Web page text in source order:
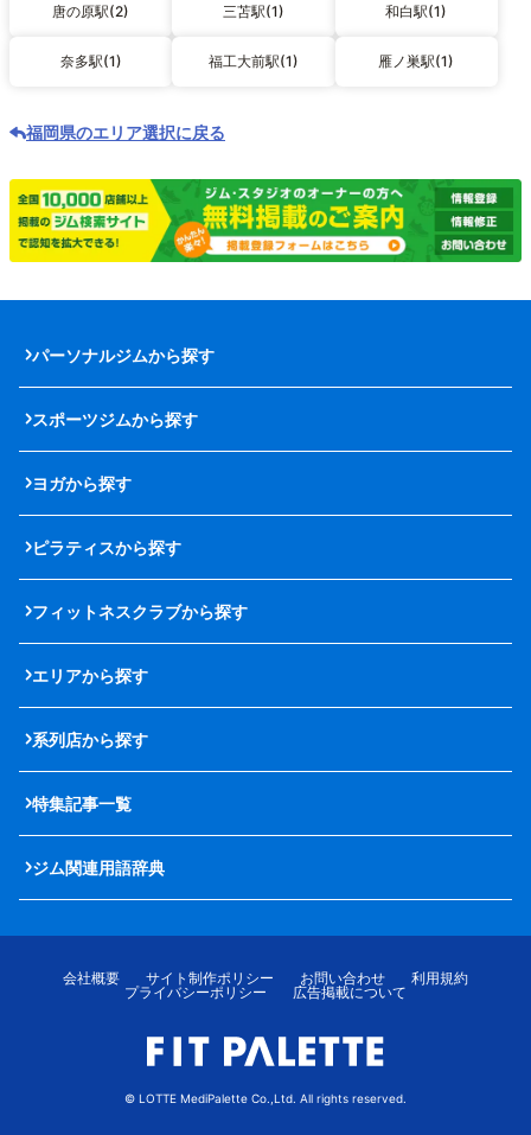
唐の原駅(2) 三苫駅(1) 和白駅(1)
奈多駅(1) 福工大前駅(1) 雁ノ巣駅(1)
福岡県のエリア選択に戻る
パーソナルジムから探す
スポーツジムから探す
ヨガから探す
ピラティスから探す
フィットネスクラブから探す
エリアから探す
系列店から探す
特集記事一覧
ジム関連用語辞典
会社概要 サイト制作ポリシー お問い合わせ
利用規約
プライバシーポリシー
広告掲載について
© LOTTE MediPalette Co.,Ltd. All rights reserved.